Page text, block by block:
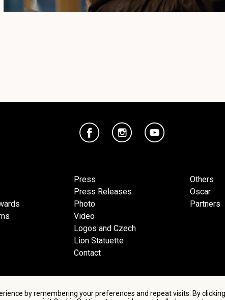
by remembering your preferences and repeat visits. By
Press
Press Releases
Photo
Video
Logos and Czech
Lion Statuette
Contact
Others
Oscar
Partners